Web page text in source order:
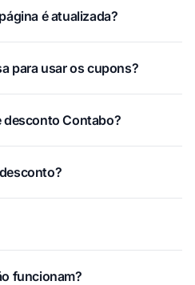
é atualizada?
para usar os cupons?
desconto Contabo?
funcionam?